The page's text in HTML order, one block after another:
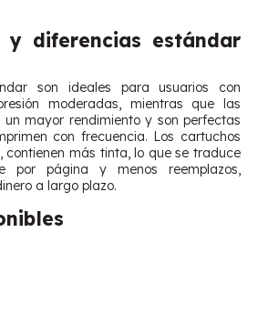
y diferencias estándar
son ideales para usuarios con
moderadas, mientras que las
un mayor rendimiento y son perfectas
con frecuencia. Los cartuchos
contienen más tinta, lo que se traduce
por página y menos reemplazos,
a largo plazo.